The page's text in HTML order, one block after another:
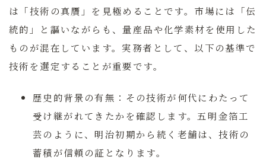
は「技術の真贋」を見極めることです。市場には「伝
統的」と謳いながらも、量産品や化学素材を使用した
ものが混在しています。実務者として、以下の基準で
技術を選定することが重要です。
歴史的背景の有無： その技術が何代にわたって
受け継がれてきたかを確認します。 五明金箔工
芸のように、明治初期から続く老舗は、技術の
蓄積が信頼の証となります。